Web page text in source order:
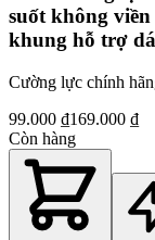
suốt không
khung hỗ trợ
Cường lực chính
99.000 ₫169.000 ₫
Còn hàng